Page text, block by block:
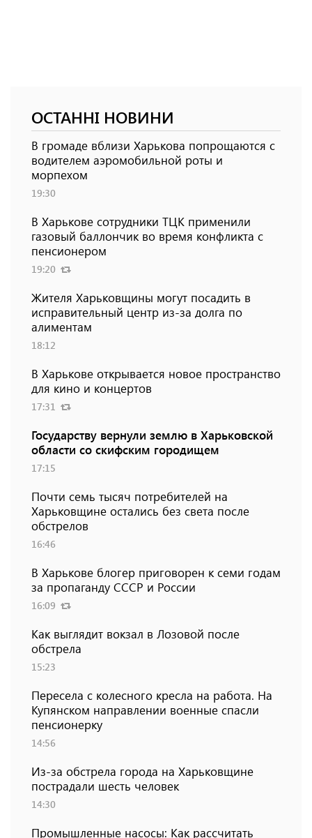
ОСТАННІ НОВИНИ
В громаде вблизи Харькова попрощаются с
водителем аэромобильной роты и
морпехом
19:30
В Харькове сотрудники ТЦК применили
газовый баллончик во время конфликта с
пенсионером
19:20
Жителя Харьковщины могут посадить в
исправительный центр из-за долга по
алиментам
18:12
В Харькове открывается новое пространство
для кино и концертов
17:31
Государству вернули землю в Харьковской
области со скифским городищем
17:15
Почти семь тысяч потребителей на
Харьковщине остались без света после
обстрелов
16:46
В Харькове блогер приговорен к семи годам
за пропаганду СССР и России
16:09
Как выглядит вокзал в Лозовой после
обстрела
15:23
Пересела с колесного кресла на работа. На
Купянском направлении военные спасли
пенсионерку
14:56
Из-за обстрела города на Харьковщине
пострадали шесть человек
14:30
Промышленные насосы: Как рассчитать